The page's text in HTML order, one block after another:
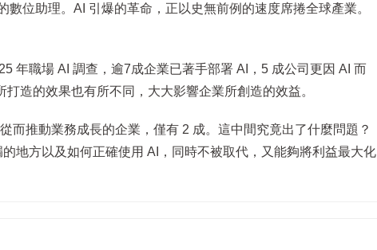
位助理。AI 引爆的革命，正以史無前例的速度席捲全球產業。
年職場 AI 調查，逾7成企業已著手部署 AI，5 成公司更因 AI 而
造的效果也有所不同，大大影響企業所創造的效益。
而推動業務成長的企業，僅有 2 成。這中間究竟出了什麼問題？
地方以及如何正確使用 AI，同時不被取代，又能夠將利益最大化